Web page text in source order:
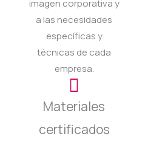
imagen corporativa y
a las necesidades
específicas y
técnicas de cada
empresa.
Materiales
certificados